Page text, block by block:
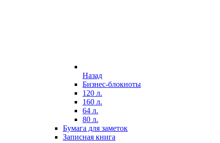
Назад
Бизнес-блокноты
120 л.
160 л.
64 л.
80 л.
Бумага для заметок
Записная книга